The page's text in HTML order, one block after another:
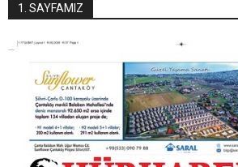
1. SAYFAMIZ